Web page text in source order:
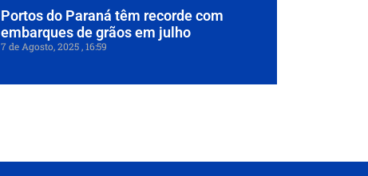
Portos do Paraná têm recorde com
embarques de grãos em julho
7 de Agosto, 2025 16:59